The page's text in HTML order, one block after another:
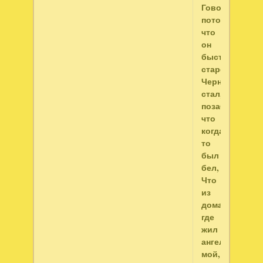
Говорили
потом,
что
он
быстро
старел,
Черным
стал,
позабыв,
что
когда-
то
был
бел,
Что
из
дома,
где
жил
ангел
мой,